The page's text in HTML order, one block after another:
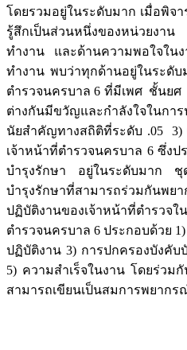
โดยรวมอยู่ในระดับมาก เมื่อพิจ
รู้สึกเป็นส่วนหนึ่งของหน่วยงา
ทำงาน และด้านความพอใจใน
ทำงาน พบว่าทุกด้านอยู่ในระดั
ตำรวจนครบาล 6 ที่มีเพศ ชั้นย
ต่างกันมีขวัญและกำลังใจในกา
นัยสำคัญทางสถิติที่ระดับ .05 3)
เจ้าหน้าที่ตำรวจนครบาล 6 ซึ่งป
บำรุงรักษา อยู่ในระดับมาก ชุ
บำรุงรักษาที่สามารถร่วมกันพย
ปฏิบัติงานของเจ้าหน้าที่ตำรวจใ
ตำรวจนครบาล 6 ประกอบด้วย
ปฏิบัติงาน 3) การปกครองบังคั
5) ความสำเร็จในงาน โดยร่วม
สามารถเขียนเป็นสมการพยากร